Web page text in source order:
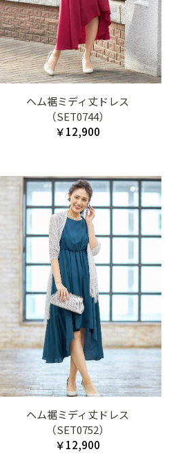
ヘム裾ミディ丈ドレス
（SET0744）
￥12,900
ヘム裾ミディ丈ドレス
（SET0752）
￥12,900